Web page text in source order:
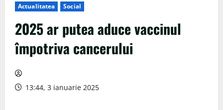
Actualitatea Social
2025 ar putea aduce vaccinul
împotriva cancerului
13:44, 3 ianuarie 2025